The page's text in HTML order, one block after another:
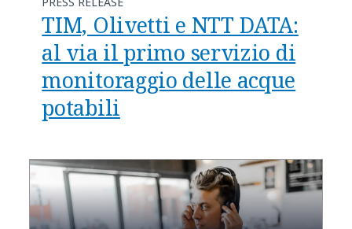
TIM, Olivetti e NTT DATA:
al via il primo servizio di
monitoraggio delle acque
potabili